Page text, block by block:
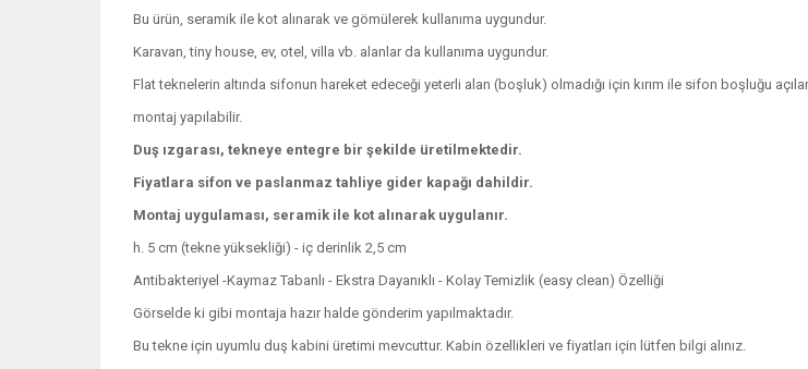
Bu ürün, seramik ile kot alınarak ve gömülerek kullanıma uygundur.
Karavan, tiny house, ev, otel, villa vb. alanlar da kullanıma uygundur.
Flat teknelerin altında sifonun hareket edeceği yeterli alan (boşluk) olmadığı için kırım ile sifon boşluğu
montaj yapılabilir.
Duş ızgarası, tekneye entegre bir şekilde üretilmektedir.
Fiyatlara sifon ve paslanmaz tahliye gider kapağı dahildir.
Montaj uygulaması, seramik ile kot alınarak uygulanır.
h. 5 cm (tekne yüksekliği) - iç derinlik 2,5 cm
Antibakteriyel -Kaymaz Tabanlı - Ekstra Dayanıklı - Kolay Temizlik (easy clean) Özelliği
Görselde ki gibi montaja hazır halde gönderim yapılmaktadır.
Bu tekne için uyumlu duş kabini üretimi mevcuttur. Kabin özellikleri ve fiyatları için lütfen bilgi alınız.